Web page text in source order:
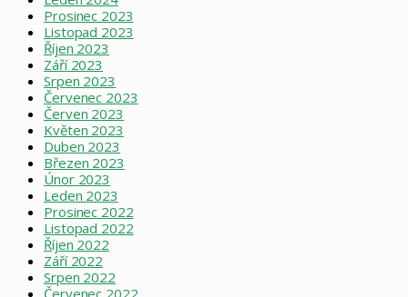
Prosinec 2023
Listopad 2023
Říjen 2023
Září 2023
Srpen 2023
Červenec 2023
Červen 2023
Květen 2023
Duben 2023
Březen 2023
Únor 2023
Leden 2023
Prosinec 2022
Listopad 2022
Říjen 2022
Září 2022
Srpen 2022
Červenec 2022